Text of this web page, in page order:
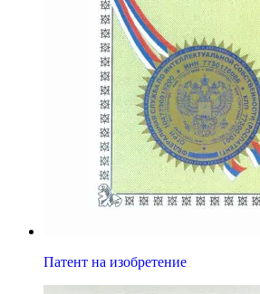
Патент на изобретение